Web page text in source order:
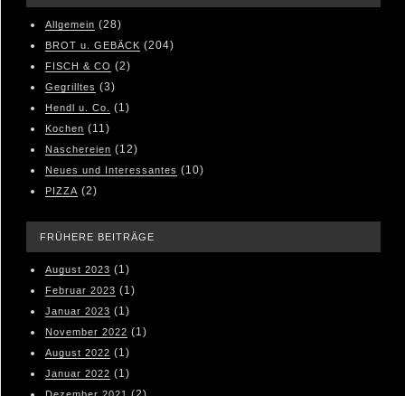
Allgemein (28)
BROT u. GEBÄCK (204)
FISCH & CO (2)
Gegrilltes (3)
Hendl u. Co. (1)
Kochen (11)
Naschereien (12)
Neues und Interessantes (10)
PIZZA (2)
FRÜHERE BEITRÄGE
August 2023 (1)
Februar 2023 (1)
Januar 2023 (1)
November 2022 (1)
August 2022 (1)
Januar 2022 (1)